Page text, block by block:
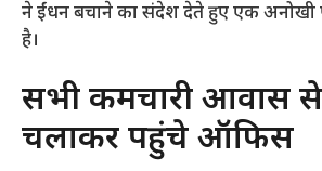
ने ईंधन बचाने का संदेश देते हुए एक
है।
​सभी कर्मचारी आवास
चलाकर पहुंचे ऑफिस